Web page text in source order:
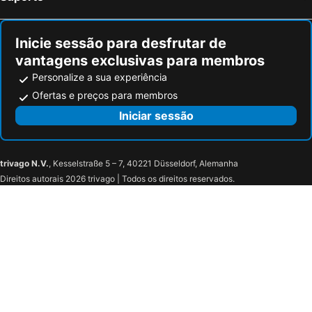
Ambra Hotel
Foresteria La Ceriola
Vela di Soleville camere con e senza vista lago con ristorante & pizzeria
Il Leoncino
Albergo La Svolta
Inicie sessão para desfrutar de
vantagens exclusivas para membros
Personalize a sua experiência
Ofertas e preços para membros
Iniciar sessão
trivago N.V., Kesselstraße 5 – 7, 40221 Düsseldorf, Alemanha
Direitos autorais 2026 trivago | Todos os direitos reservados.